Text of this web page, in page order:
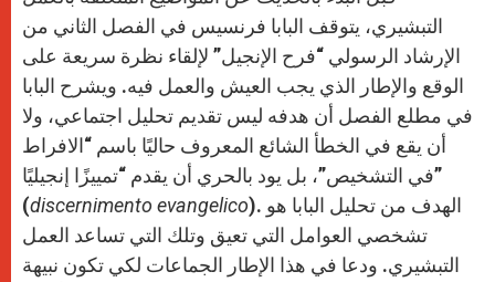
p e
r
k
التبشيري، يتوقف البابا فرنسيس في الفصل الثاني من
الإرشاد الرسولي “فرح الإنجيل” لإلقاء نظرة سريعة على
الوقع والإطار الذي يجب العيش والعمل فيه. ويشرح البابا
في مطلع الفصل أن هدفه ليس تقديم تحليل اجتماعي، ولا
أن يقع في الخطأ الشائع المعروف حاليًا باسم “الافراط
في التشخيص”، بل يود بالحري أن يقدم “تمييزًا إنجيليًا”
(discernimento evangelico). الهدف من تحليل البابا هو
تشخصي العوامل التي تعيق وتلك التي تساعد العمل
التبشيري. ودعا في هذا الإطار الجماعات لكي تكون نبيهة